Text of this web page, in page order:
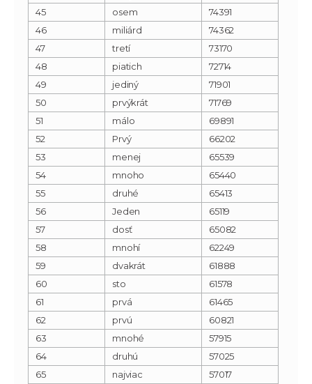
45
osem
74391
46
miliárd
74362
47
tretí
73170
48
piatich
72714
49
jediný
71901
50
prvýkrát
71769
51
málo
69891
52
Prvý
66202
53
menej
65539
54
mnoho
65440
55
druhé
65413
56
Jeden
65119
57
dosť
65082
58
mnohí
62249
59
dvakrát
61888
60
sto
61578
61
prvá
61465
62
prvú
60821
63
mnohé
57915
64
druhú
57025
65
najviac
57017